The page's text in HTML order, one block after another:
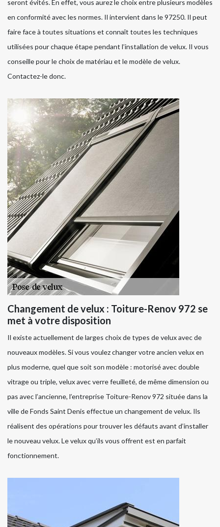
seront évités. En effet, vous aurez le choix entre plusieurs modèles
en conformité avec les normes. Il intervient dans le 97250. Il peut
faire face à toutes situations et connaît toutes les techniques
utilisées pour chaque étape pendant l’installation de velux. Il vous
conseille pour le choix de matériau et le modèle de velux.
Contactez-le donc.
Changement de velux : Toiture-Renov 972 se
met à votre disposition
Il existe actuellement de larges choix de types de velux avec de
nouveaux modèles. Si vous voulez changer votre ancien velux en
plus moderne, quel que soit son modèle : motorisé avec double
vitrage ou triple, velux avec verre feuilleté, de même dimension ou
pas avec l’ancienne, l’entreprise Toiture-Renov 972 située dans la
ville de Fonds Saint Denis effectue un changement de velux. Ils
réalisent des opérations pour trouver les défauts avant d’installer
le nouveau velux. Le velux qu’ils vous offrent est en parfait
fonctionnement.